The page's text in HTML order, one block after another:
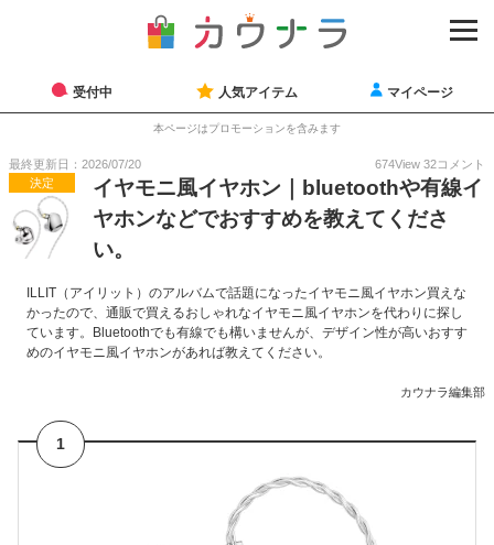
受付中 人気アイテム マイページ
本ページはプロモーションを含みます
最終更新日：2026/07/20 674View 32コメント
決定
イヤモニ風イヤホン｜bluetoothや有線イ
ヤホンなどでおすすめを教えてくださ
い。
ILLIT（アイリット）のアルバムで話題になったイヤモニ風イヤホン買えな
かったので、通販で買えるおしゃれなイヤモニ風イヤホンを代わりに探し
ています。Bluetoothでも有線でも構いませんが、デザイン性が高いおすす
めのイヤモニ風イヤホンがあれば教えてください。
カウナラ編集部
1